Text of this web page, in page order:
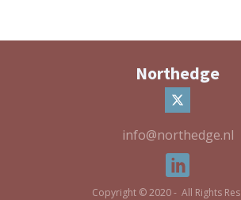
Northedge
info@northedge.nl
Copyright © 2020 - All Rights